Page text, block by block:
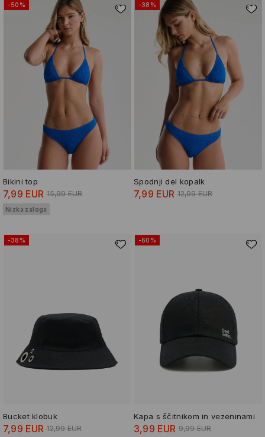
-50%
Bikini top
7,99 EUR 15,99 EUR
Nizka zaloga
-38%
Spodnji del kopalk
7,99 EUR 12,99 EUR
-38%
Bucket klobuk
7,99 EUR 12,99 EUR
-60%
Kapa s ščitnikom in vezeninami
3,99 EUR 9,99 EUR